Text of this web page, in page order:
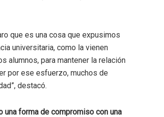
que es una cosa que expusimos
universitaria, como la vienen
alumnos, para mantener la relación
por ese esfuerzo, muchos de
destacó.
una forma de compromiso con una